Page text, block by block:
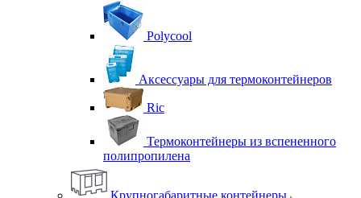
Polycool
Аксессуары для термоконтейнеров
Ric
Термоконтейнеры из вспененного
полипропилена
Крупногабаритные контейнеры